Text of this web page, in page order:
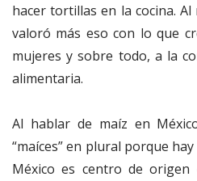
hacer tortillas en la cocina.
valoró más eso con lo que
mujeres y sobre todo, a la
alimentaria.
Al hablar de maíz en
“maíces” en plural porque
México es centro de